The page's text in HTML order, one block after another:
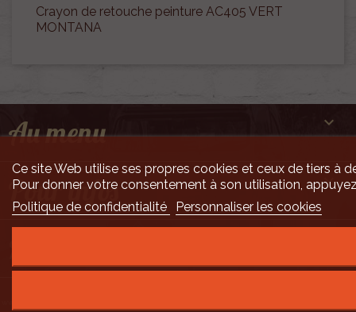
Crayon de retouche peinture AC405 VERT
MONTANA
Au menu 
Pour infos 
Ce site Web utilise ses propres cookies et ceux de tiers à
Pour donner votre consentement à son utilisation,
Politique de confidentialité
Personnaliser les cookies